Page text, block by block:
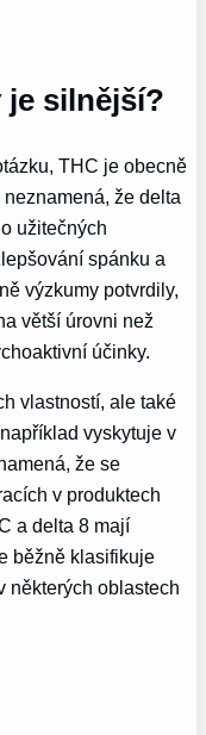
je silnější?
THC je obecně
že delta
užitečných
spánku a
výzkumy potvrdily,
větší úrovni než
účinky.
vlastností, ale také
vyskytuje v
že se
v produktech
a delta 8 mají
běžně klasifikuje
některých oblastech